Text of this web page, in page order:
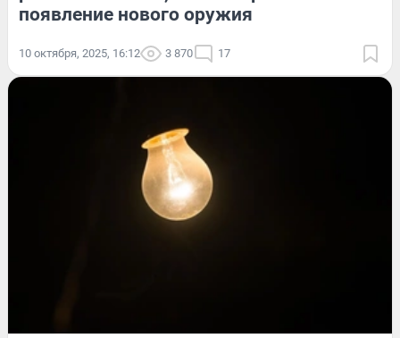
появление нового оружия
10 октября, 2025, 16:12 3 870 17